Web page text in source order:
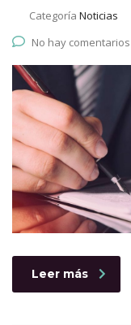
Categoría Noticias
No hay comentarios
Leer más